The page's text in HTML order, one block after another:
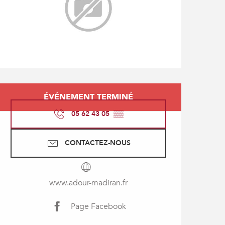
et
ÉVÉNEMENT TERMINÉ
05 62 43 05▒▒
CONTACTEZ-NOUS
www.adour-madiran.fr
Page Facebook